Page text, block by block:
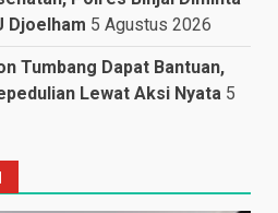
Djoelham 5 Agustus 2026
Tumbang Dapat Bantuan,
Lewat Aksi Nyata 5